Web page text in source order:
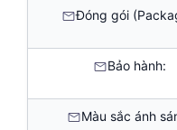
Đóng gói
Bảo hành:
Màu sắc ánh